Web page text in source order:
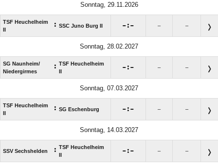
Sonntag, 29.11.2026
TSF Heuchelheim
II
: SSC Juno Burg II : – –
Sonntag, 28.02.2027
SG Naunheim/​
Niedergirmes
: TSF Heuchelheim
II
: – –
Sonntag, 07.03.2027
TSF Heuchelheim
II
: SG Eschenburg : – –
Sonntag, 14.03.2027
SSV Sechshelden : TSF Heuchelheim
II
: – –